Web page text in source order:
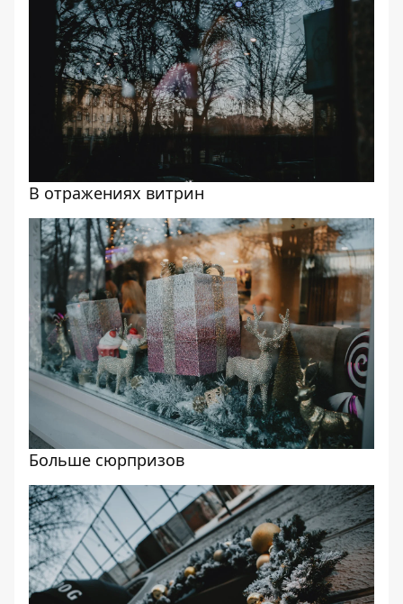
В отражениях витрин
Больше сюрпризов